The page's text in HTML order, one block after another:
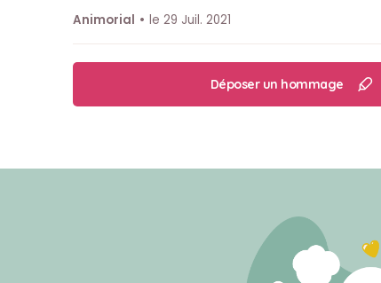
Animorial
le 29 Juil. 2021
Déposer un hommage